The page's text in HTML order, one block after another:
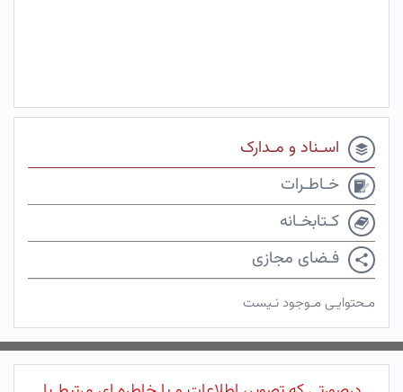
اسـناد و مـدارک
خـاطـرات
کـتابخـانه
فـضای مجازی
مـحتوایـی مـوجود نـیست